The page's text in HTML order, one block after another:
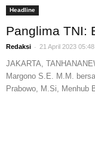
Headline
Panglima TNI:
Redaksi - 21 April 2023
JAKARTA,
Margono S.E. M.M.
Prabowo, M.Si, Menhub